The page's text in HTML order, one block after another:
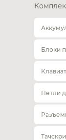
Блоки
Петли